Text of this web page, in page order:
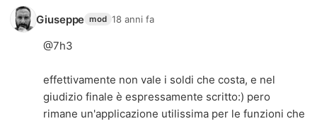
Giuseppe mod 18 anni fa
@7h3
effettivamente non vale i soldi che costa, e nel
giudizio finale è espressamente scritto:) pero
rimane un'applicazione utilissima per le funzioni che